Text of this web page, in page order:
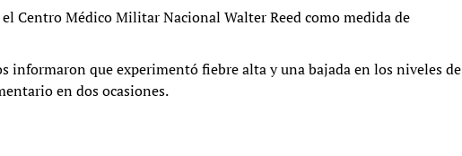
Centro Médico Militar Nacional Walter Reed como medida de
informaron que experimentó fiebre alta y una bajada en los niveles de
en dos ocasiones.